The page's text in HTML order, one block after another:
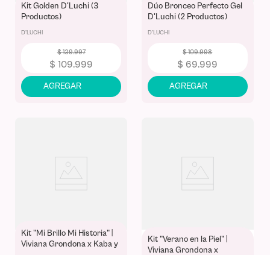
Kit Golden D'Luchi (3
Productos)
D'LUCHI
$139.997
$ 109.999
Dúo Bronceo Perfecto Gel
D'Luchi (2 Productos)
D'LUCHI
$109.998
$ 69.999
Kit "Mi Brillo Mi Historia" |
Viviana Grondona x Kaba y
Kit "Verano en la Piel" |
Viviana Grondona x